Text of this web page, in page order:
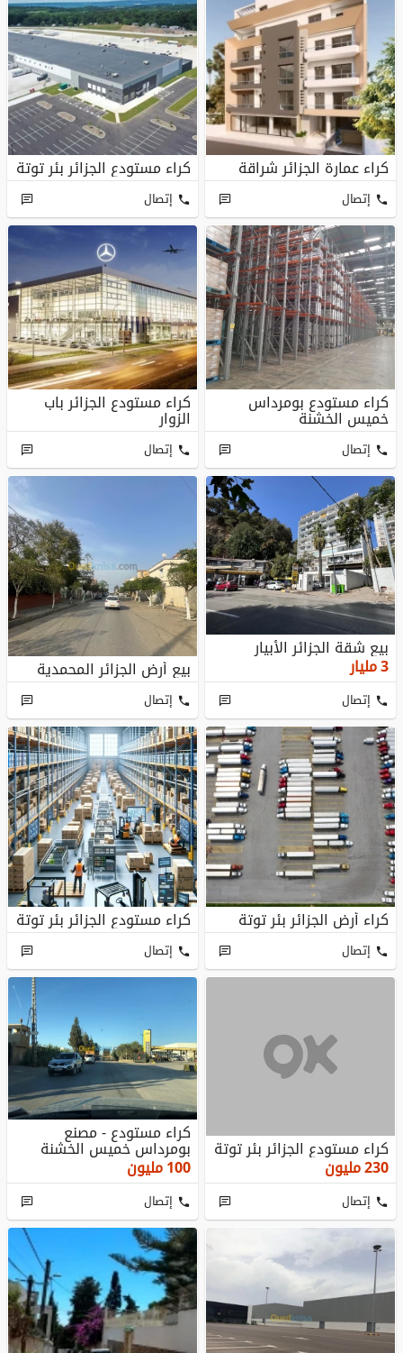
كراء عمارة الجزائر شراقة
إتصال
كراء مستودع الجزائر بئر توتة
إتصال
كراء مستودع بومرداس
خميس الخشنة
إتصال
كراء مستودع الجزائر باب
الزوار
إتصال
بيع شقة الجزائر الأبيار
3مليار
إتصال
بيع أرض الجزائر المحمدية
إتصال
كراء أرض الجزائر بئر توتة
إتصال
كراء مستودع الجزائر بئر توتة
إتصال
كراء مستودع الجزائر بئر توتة
230مليون
إتصال
كراء مستودع - مصنع
بومرداس خميس الخشنة
100مليون
إتصال